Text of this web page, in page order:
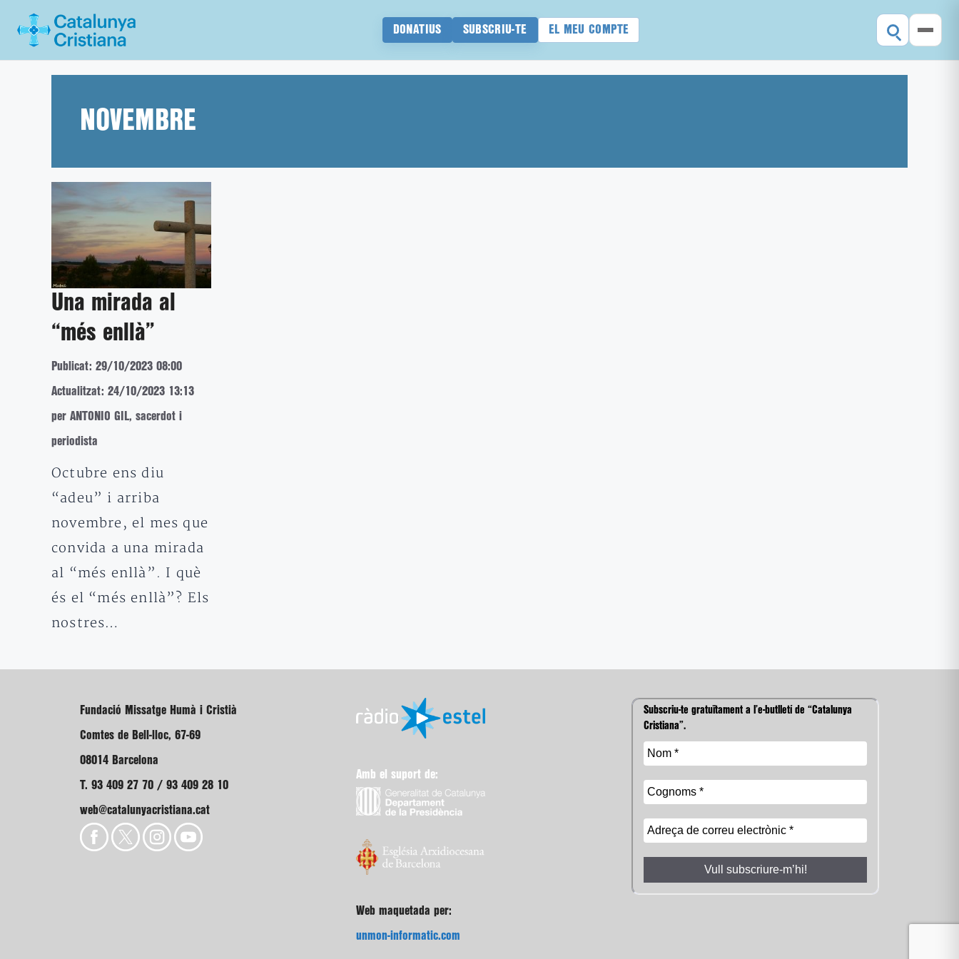
DONATIUS SUBSCRIU-TE EL MEU COMPTE
NOVEMBRE
Una mirada al
“més enllà”
Publicat: 29/10/2023 08:00
Actualitzat: 24/10/2023 13:13
per ANTONIO GIL, sacerdot i
periodista
Octubre ens diu
“adeu” i arriba
novembre, el mes que
convida a una mirada
al “més enllà”. I què
és el “més enllà”? Els
nostres…
Fundació Missatge Humà i Cristià
Comtes de Bell-lloc, 67-69
08014 Barcelona
T. 93 409 27 70 / 93 409 28 10
web@catalunyacristiana.cat
Amb el suport de:
Web maquetada per:
unmon-informatic.com
Subscriu-te gratuïtament a l’e-butlletí de “Catalunya
Cristiana”.